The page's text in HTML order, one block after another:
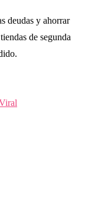
deudas y ahorrar
de segunda